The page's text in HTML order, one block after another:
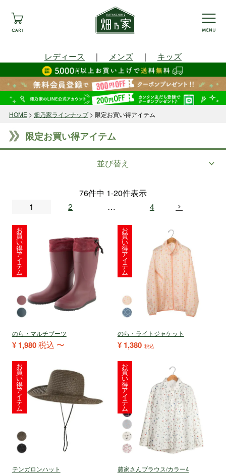
レディース ｜ メンズ ｜ キッズ
HOME 畑乃家ラインナップ 限定お買い得アイテム
限定お買い得アイテム
並び替え
76件中 1-20件表示
1
2 … 4
お
買
い
得
ア
イ
テ
ム
のら・マルチブーツ
¥ 1,980税込 〜
お
買
い
得
ア
イ
テ
ム
のら・ライトジャケット
¥ 1,380 税込
お
買
い
得
ア
イ
テ
ム
テンガロンハット
お
買
い
得
ア
イ
テ
ム
農家さんブラウス/カラー4